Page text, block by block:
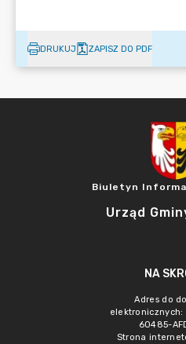
DRUKUJ ZAPISZ DO PDF
Biuletyn
Urząd
NA
Adres do
elektronicznych:
60485-
Strona